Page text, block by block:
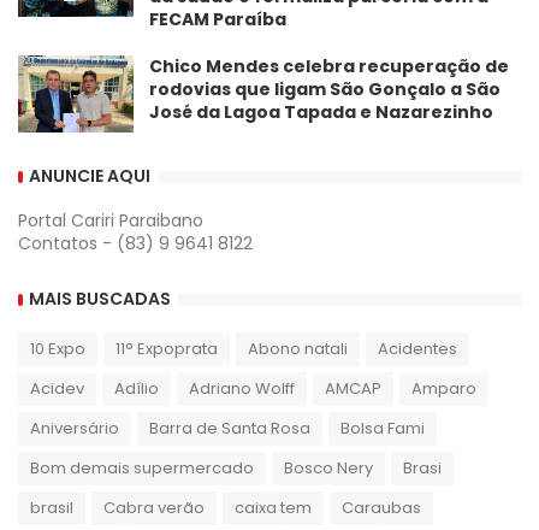
FECAM Paraíba
Chico Mendes celebra recuperação de
rodovias que ligam São Gonçalo a São
José da Lagoa Tapada e Nazarezinho
ANUNCIE AQUI
Portal Cariri Paraibano
Contatos - (83) 9 9641 8122
MAIS BUSCADAS
10 Expo 11° Expoprata Abono natali
Acidentes
Acidev
Adílio Adriano Wolff AMCAP
Amparo
Aniversário
Barra de Santa Rosa
Bolsa Fami
Bom demais supermercado
Bosco Nery
Brasi
brasil
Cabra verão caixa tem
Caraubas